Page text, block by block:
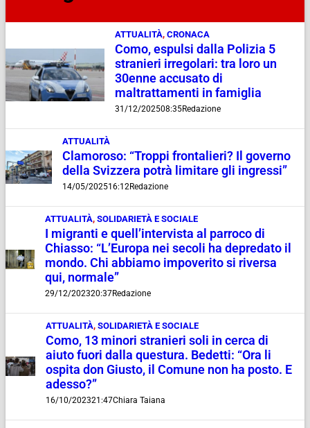
ATTUALITÀ, CRONACA
Como, espulsi dalla Polizia 5
stranieri irregolari: tra loro un
30enne accusato di
maltrattamenti in famiglia
31/12/202508:35Redazione
ATTUALITÀ
Clamoroso: “Troppi frontalieri? Il governo
della Svizzera potrà limitare gli ingressi”
14/05/202516:12Redazione
ATTUALITÀ, SOLIDARIETÀ E SOCIALE
I migranti e quell’intervista al parroco di
Chiasso: “L’Europa nei secoli ha depredato il
mondo. Chi abbiamo impoverito si riversa
qui, normale”
29/12/202320:37Redazione
ATTUALITÀ,SOLIDARIETÀ E SOCIALE
Como, 13 minori stranieri soli in cerca di
aiuto fuori dalla questura. Bedetti: “Ora li
ospita don Giusto, il Comune non ha posto. E
adesso?”
16/10/202321:47Chiara Taiana